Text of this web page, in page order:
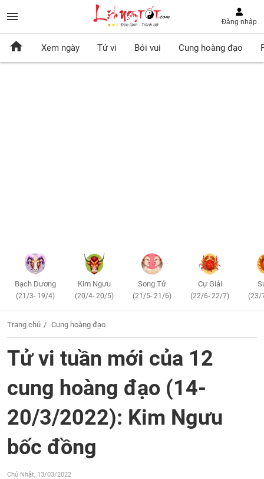
Đăng nhập
Xem ngày Tử vi Bói vui Cung hoàng đạo
Bạch Dương
(21/3- 19/4)
Kim Ngưu
(20/4- 20/5)
Song Tử
(21/5- 21/6)
Cự Giải
(22/6- 22/7) (23/
Trang chủ Cung hoàng đạo
Tử vi tuần mới của 12
cung hoàng đạo (14-
20/3/2022): Kim Ngưu
bốc đồng
Chủ Nhật, 13/03/2022